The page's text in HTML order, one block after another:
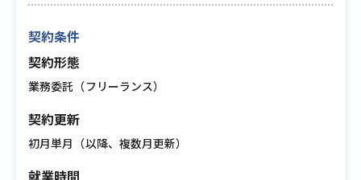
契約条件
契約形態
業務委託（フリーランス）
契約更新
初月単月（以降、複数月更新）
就業時間